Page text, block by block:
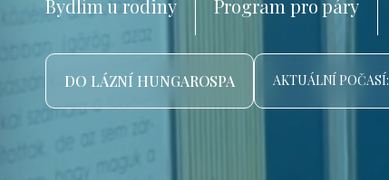
Bydlím u rodiny Program pro páry
DO LÁZNÍ HUNGAROSPA AKTUÁLNÍ POČASÍ: